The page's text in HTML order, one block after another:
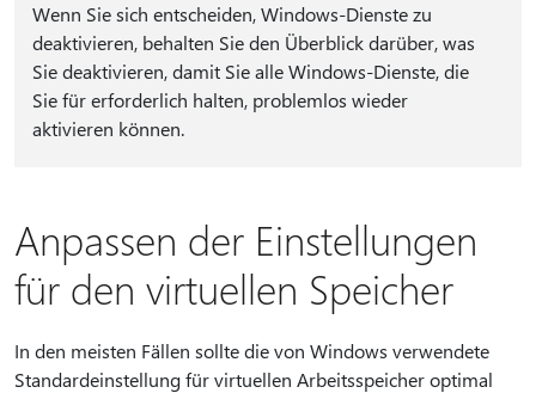
Wenn Sie sich entscheiden, Windows-Dienste zu
deaktivieren, behalten Sie den Überblick darüber, was
Sie deaktivieren, damit Sie alle Windows-Dienste, die
Sie für erforderlich halten, problemlos wieder
aktivieren können.
Anpassen der Einstellungen
für den virtuellen Speicher
In den meisten Fällen sollte die von Windows verwendete
Standardeinstellung für virtuellen Arbeitsspeicher optimal